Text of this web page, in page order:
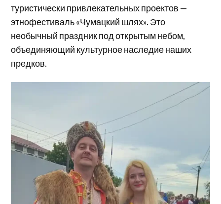
туристически привлекательных проектов —
этнофестиваль «Чумацкий шлях». Это
необычный праздник под открытым небом,
объединяющий культурное наследие наших
предков.